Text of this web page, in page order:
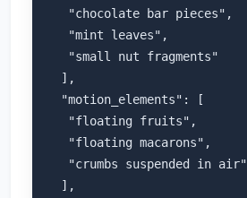
"chocolate bar pieces",
"mint leaves",
"small nut fragments"
],
"motion_elements": [
"floating fruits",
"floating macarons",
"crumbs suspended in air"
],